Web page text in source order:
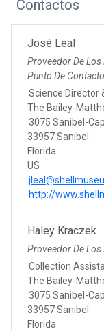
Contactos
José Leal
Proveedor De
Punto De Contacto
Science Director
The Bailey-
3075 Sanibel-
33957 Sanibel
Florida
US
http://
Haley Kraczek
Proveedor De
Collection
The Bailey-
3075 Sanibel-
33957 Sanibel
Florida